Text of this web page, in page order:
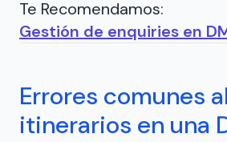
Te Recomendamos:
Gestión de enquiries en
Errores comunes
itinerarios en una